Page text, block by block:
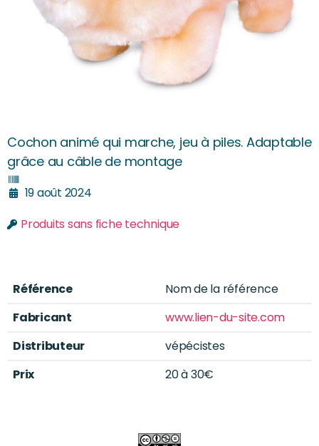
Cochon animé qui marche, jeu à piles. Adaptable
grâce au câble de montage
19 août 2024
Produits sans fiche technique
Référence
Nom de la référence
Fabricant
www.lien-du-site.com
Distributeur
vépécistes
Prix
20 à 30€